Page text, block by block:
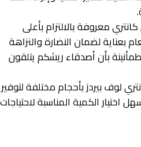
معروفة بالالتزام بأعلى
بعناية لضمان النضارة والنزاهة
بأن أصدقاء ريشكم يتلقون
لوف بيردز بأحجام مختلفة لتوفير
الكمية المناسبة لاحتياجات